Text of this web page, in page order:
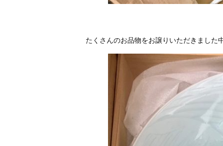
たくさんのお品物をお譲りいただきました